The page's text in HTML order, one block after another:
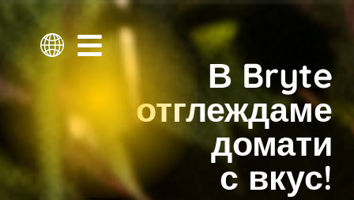
В Bryte
отглеждаме
домати
с вкус!